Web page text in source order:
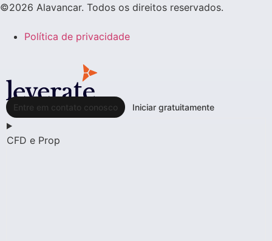
©2026 Alavancar. Todos os direitos reservados.
Política de privacidade
Entre em contato conosco Iniciar gratuitamente
CFD e Prop